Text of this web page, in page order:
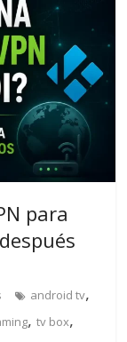
para
android tv,
,tv box,